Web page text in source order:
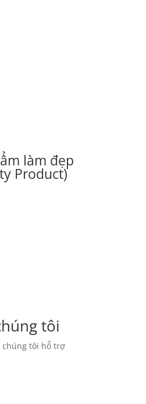
làm đẹp
Product)
tôi
chúng tôi hỗ trợ